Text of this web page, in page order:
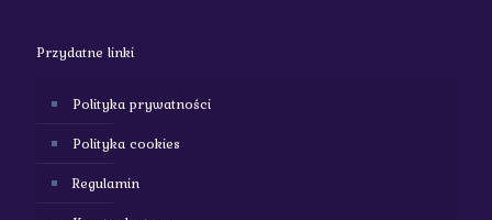
Przydatne linki
Polityka prywatności
Polityka cookies
Regulamin